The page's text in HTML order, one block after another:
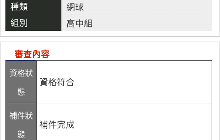
網球
高中組
審查內容
資格狀
態
資格符合
補件狀
態
補件完成